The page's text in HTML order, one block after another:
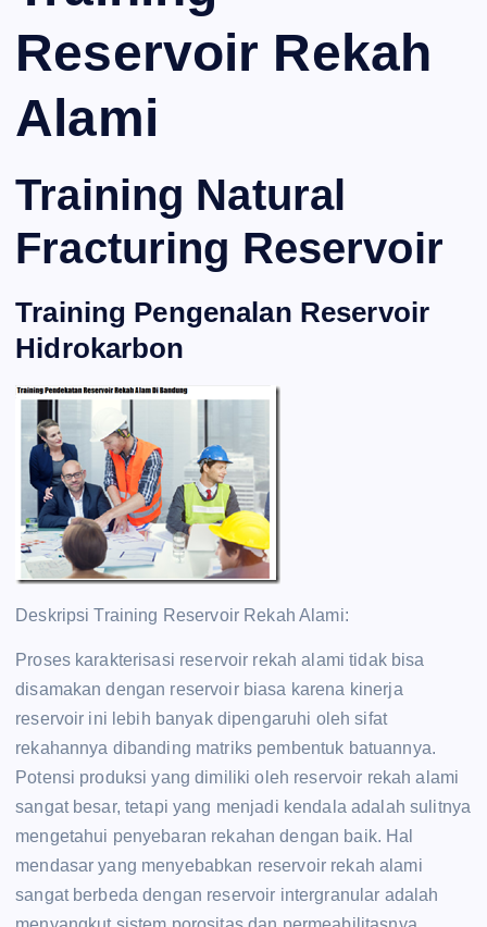
Reservoir Rekah
Alami
Training Natural
Fracturing Reservoir
Training Pengenalan Reservoir
Hidrokarbon
Deskripsi Training Reservoir Rekah Alami:
Proses karakterisasi reservoir rekah alami tidak bisa
disamakan dengan reservoir biasa karena kinerja
reservoir ini lebih banyak dipengaruhi oleh sifat
rekahannya dibanding matriks pembentuk batuannya.
Potensi produksi yang dimiliki oleh reservoir rekah alami
sangat besar, tetapi yang menjadi kendala adalah sulitnya
mengetahui penyebaran rekahan dengan baik. Hal
mendasar yang menyebabkan reservoir rekah alami
sangat berbeda dengan reservoir intergranular adalah